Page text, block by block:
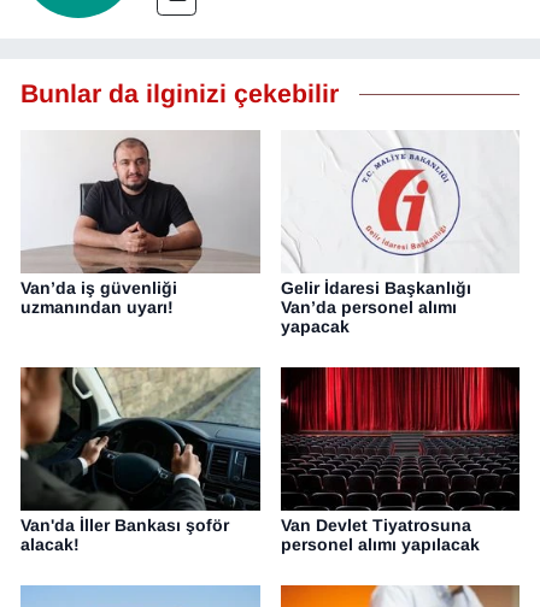
Bunlar da ilginizi çekebilir
Van’da iş güvenliği
uzmanından uyarı!
Gelir İdaresi Başkanlığı
Van’da personel alımı
yapacak
Van'da İller Bankası şoför
alacak!
Van Devlet Tiyatrosuna
personel alımı yapılacak